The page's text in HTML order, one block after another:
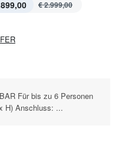
€ 2.999,00
Für bis zu 6 Personen
H) Anschluss: ...